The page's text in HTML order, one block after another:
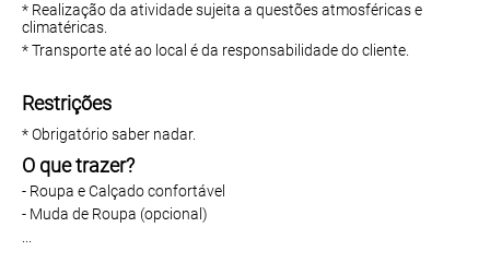
* Realização da atividade sujeita a questões atmosféricas e
climatéricas.
* Transporte até ao local é da responsabilidade do cliente.
Restrições
* Obrigatório saber nadar.
O que trazer?
- Roupa e Calçado confortável
- Muda de Roupa (opcional)